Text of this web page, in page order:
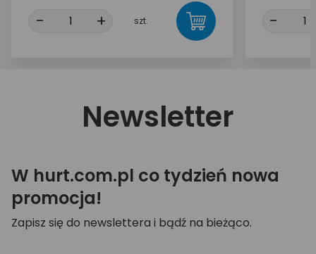
- + szt. -
Newsletter
W hurt.com.pl co tydzień nowa
promocja!
Zapisz się do newslettera i bądź na bieżąco.